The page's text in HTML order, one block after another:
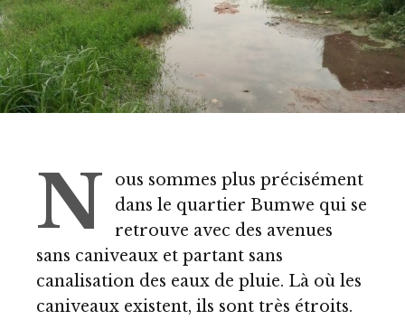
N
ous sommes plus précisément
dans le quartier Bumwe qui se
retrouve avec des avenues
sans caniveaux et partant sans
canalisation des eaux de pluie. Là où les
caniveaux existent, ils sont très étroits.